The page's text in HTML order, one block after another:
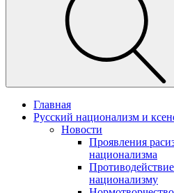
Главная
Русский национализм и
Новости
Проявления
национализма
национализму